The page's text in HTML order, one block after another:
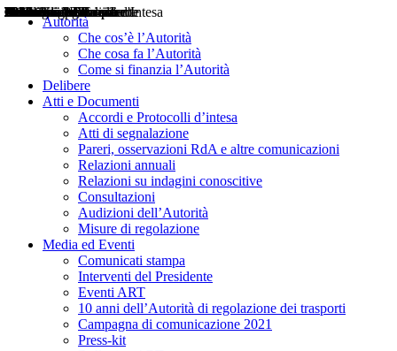
Autorità
Che cos’è l’Autorità
Che cosa fa l’Autorità
Come si finanzia l’Autorità
Delibere
Atti e Documenti
Accordi e Protocolli d’intesa
Atti di segnalazione
Pareri, osservazioni RdA e altre comunicazioni
Relazioni annuali
Relazioni su indagini conoscitive
Consultazioni
Audizioni dell’Autorità
Misure di regolazione
Media ed Eventi
Comunicati stampa
Interventi del Presidente
Eventi ART
10 anni dell’Autorità di regolazione dei trasporti
Campagna di comunicazione 2021
Press-kit
Delibere
Pareri
Consultazioni
Audizioni
Atti di Segnalazione
Accordi e Protocolli d'Intesa
Relazioni annuali
Misure di regolazione
Notizie
Comunicati Stampa
Bollettini ART
Convegni ART
Interviste del Presidente
Articoli in primo piano
Interventi del Presidente
2004
2005
2010
2013
2014
2015
2016
2017
2018
2019
202
2020
2021
2022
2023
2024
2025
2026
Aereo
Marittimo
Terrestre